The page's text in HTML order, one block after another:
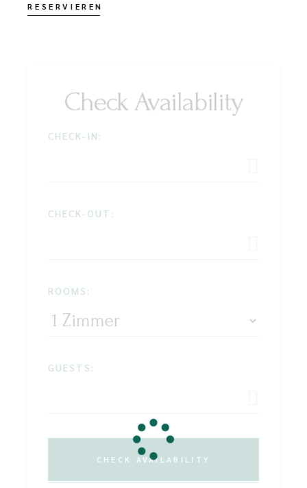
RESERVIEREN
Check Availability
CHECK-IN:
CHECK-OUT:
ROOMS:
GUESTS:
CHECK AVAILABILITY